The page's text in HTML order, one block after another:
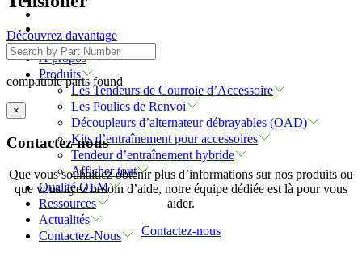
À propos
Produits
Les Tendeurs de Courroie d’Accessoire
Les Poulies de Renvoi
Découpleurs d’alternateur débrayables (OAD)
Kits d’entraînement pour accessoires
Tendeur d’entraînement hybride
Afficher tout
Qualité OEM
Ressources
Actualités
Contactez-Nous
Découvrez davantage
compatible parts found
×
Contactez-nous
Que vous souhaitiez obtenir plus d’informations sur nos produits ou
que vous ayez besoin d’aide, notre équipe dédiée est là pour vous
aider.
Contactez-nous